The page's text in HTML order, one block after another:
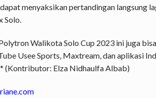
menyaksikan pertandingan langsung
Solo.
Walikota Solo Cup 2023 ini juga
Usee Sports, Maxtream, dan aplikasi
(Kontributor: Elza Nidhaulfa Albab)